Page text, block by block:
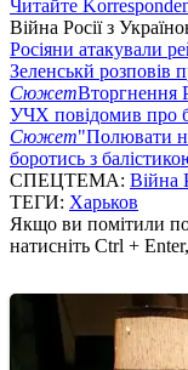
Читайте
Війна Росії з
Росіяни атакували
Зеленськй розповів
СюжетВторгнення
УЧХ повідомив про
Сюжет"Полювати
боротись з
СПЕЦТЕМА: Війна
ТЕГИ: Харьков
Якщо ви помітили
натисніть Ctrl +